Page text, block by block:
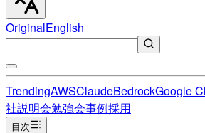
OriginalEnglish
TrendingAWSClaudeBedrockGoogle
社説明会勉強会事例採用
目次